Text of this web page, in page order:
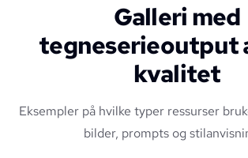
Galleri med
tegneserieoutput
kvalitet
Eksempler på hvilke typer ressurser
bilder, prompts og